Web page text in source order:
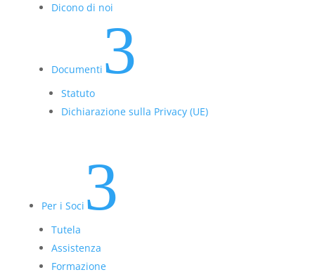
Dicono di noi
Documenti 3
Statuto
Dichiarazione sulla Privacy (UE)
Per i Soci 3
Tutela
Assistenza
Formazione